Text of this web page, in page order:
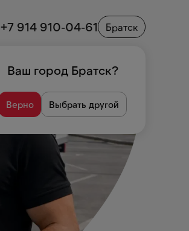
+7 914 910-04-61 Братск
Ваш город Братск?
Верно Выбрать другой